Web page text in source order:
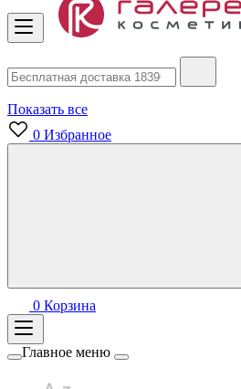
Показать все
0 Избранное
0 Корзина
Главное меню